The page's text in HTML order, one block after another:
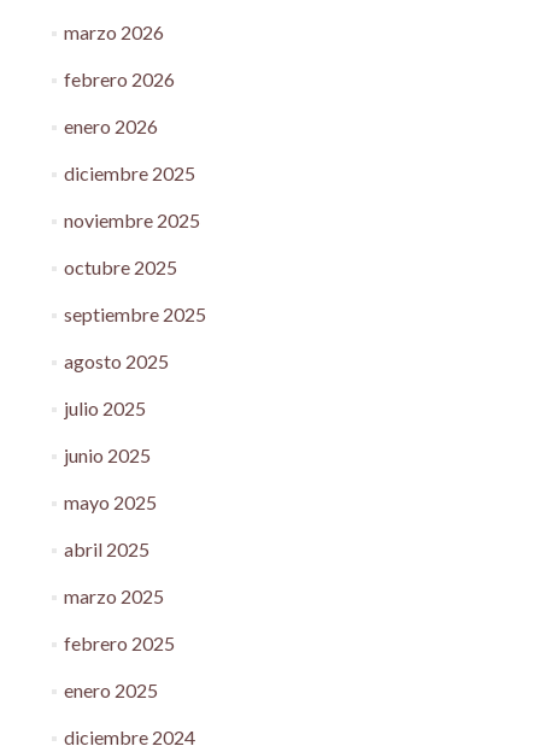
marzo 2026
febrero 2026
enero 2026
diciembre 2025
noviembre 2025
octubre 2025
septiembre 2025
agosto 2025
julio 2025
junio 2025
mayo 2025
abril 2025
marzo 2025
febrero 2025
enero 2025
diciembre 2024